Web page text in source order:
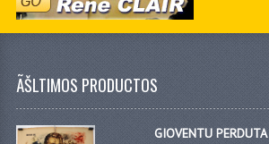
ÃŠLTIMOS PRODUCTOS
GIOVENTU PERDUTA